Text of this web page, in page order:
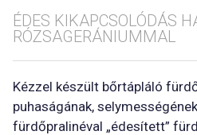
ÉDES KIKAPCSOLÓDÁS
RÓZSAGERÁNIUMMAL
Kézzel készült bőrtápláló
puhaságának,
fürdőpralinéval „édesített”